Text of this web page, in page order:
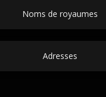
Noms de royaumes
Adresses